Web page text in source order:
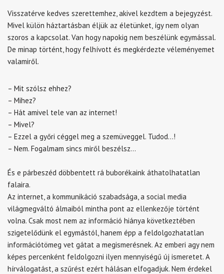
Visszatérve kedves szerettemhez, akivel kezdtem a bejegyzést.
Mivel külön háztartásban éljük az életünket, így nem olyan
szoros a kapcsolat. Van hogy napokig nem beszélünk egymással.
De minap történt, hogy felhívott és megkérdezte véleményemet
valamiről.
– Mit szólsz ehhez?
– Mihez?
– Hát amivel tele van az internet!
– Mivel?
– Ezzel a győri céggel meg a szemüveggel. Tudod…!
– Nem. Fogalmam sincs miről beszélsz…
És e párbeszéd döbbentett rá buborékaink áthatolhatatlan
falaira.
Az internet, a kommunikáció szabadsága, a social media
világmegváltó álmaiból mintha pont az ellenkezője történt
volna. Csak most nem az információ hiánya következtében
szigetelődünk el egymástól, hanem épp a feldolgozhatatlan
információtömeg vet gátat a megismerésnek. Az emberi agy nem
képes percenként feldolgozni ilyen mennyiségű új ismeretet. A
hírválogatást, a szűrést ezért hálásan elfogadjuk. Nem érdekel